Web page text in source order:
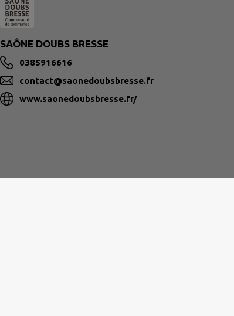
SAÔNE DOUBS BRESSE
0385916616
contact@saonedoubsbresse.fr
www.saonedoubsbresse.fr/